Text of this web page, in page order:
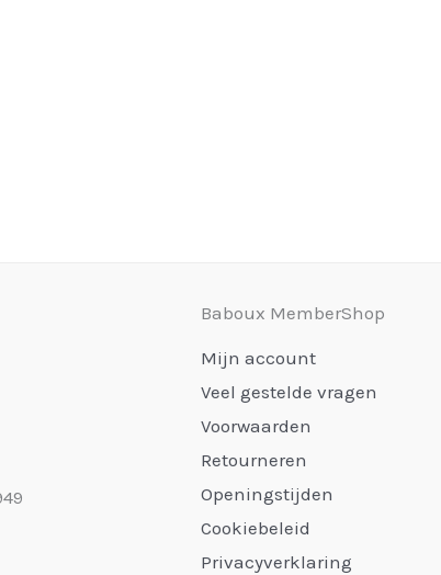
Baboux MemberShop
Mijn account
Veel gestelde vragen
Voorwaarden
Retourneren
Openingstijden
Cookiebeleid
Privacyverklaring